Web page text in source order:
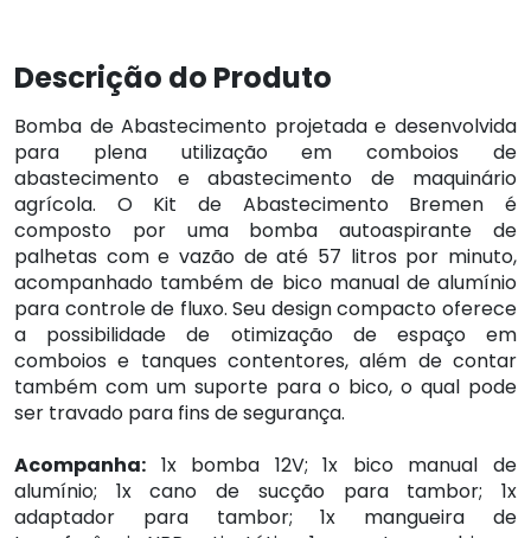
Descrição do Produto
Bomba de Abastecimento projetada e desenvolvida
para plena utilização em comboios de
abastecimento e abastecimento de maquinário
agrícola. O Kit de Abastecimento Bremen é
composto por uma bomba autoaspirante de
palhetas com e vazão de até 57 litros por minuto,
acompanhado também de bico manual de alumínio
para controle de fluxo. Seu design compacto oferece
a possibilidade de otimização de espaço em
comboios e tanques contentores, além de contar
também com um suporte para o bico, o qual pode
ser travado para fins de segurança.
Acompanha: 1x bomba 12V; 1x bico manual de
alumínio; 1x cano de sucção para tambor; 1x
adaptador para tambor; 1x mangueira de